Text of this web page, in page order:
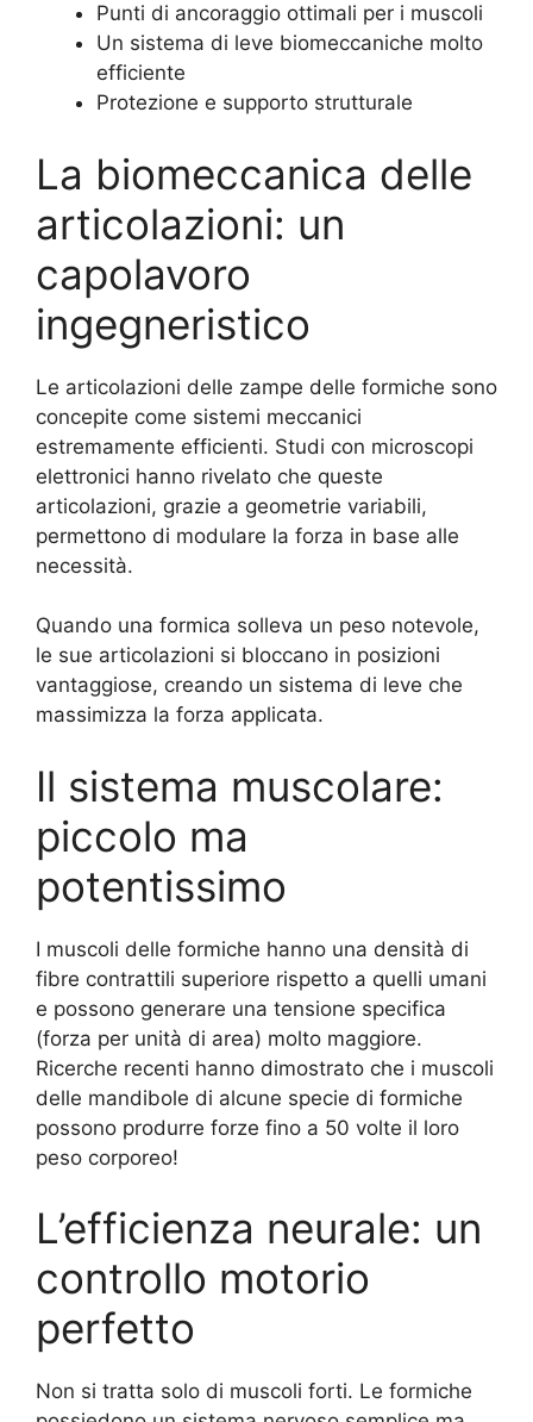
Punti di ancoraggio ottimali per i muscoli
Un sistema di leve biomeccaniche molto
efficiente
Protezione e supporto strutturale
La biomeccanica delle
articolazioni: un
capolavoro
ingegneristico
Le articolazioni delle zampe delle formiche sono
concepite come sistemi meccanici
estremamente efficienti. Studi con microscopi
elettronici hanno rivelato che queste
articolazioni, grazie a geometrie variabili,
permettono di modulare la forza in base alle
necessità.
Quando una formica solleva un peso notevole,
le sue articolazioni si bloccano in posizioni
vantaggiose, creando un sistema di leve che
massimizza la forza applicata.
Il sistema muscolare:
piccolo ma
potentissimo
I muscoli delle formiche hanno una densità di
fibre contrattili superiore rispetto a quelli umani
e possono generare una tensione specifica
(forza per unità di area) molto maggiore.
Ricerche recenti hanno dimostrato che i muscoli
delle mandibole di alcune specie di formiche
possono produrre forze fino a 50 volte il loro
peso corporeo!
L’efficienza neurale: un
controllo motorio
perfetto
Non si tratta solo di muscoli forti. Le formiche